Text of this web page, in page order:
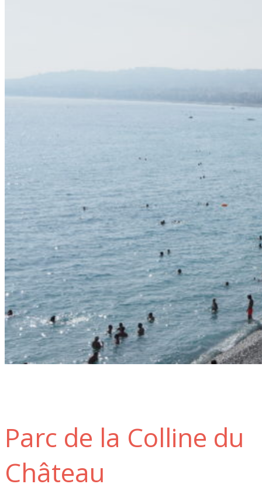
Parc de la Colline du
Château